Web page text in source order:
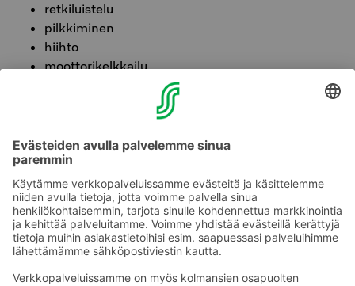
retkiluistelu
pilkkiminen
hiihto
moottorikelkkailu
Välinevuokrauksesta ja ohjatuista aktiviteeteista vastaa
yhteistyökumppanimme Saimaan Palju Events.
Kouvolan ja Kymenlaakson kulttuuri- ja luontokohteet
tarjoavat yllin kyllin lisävaihtoehtoja päiväretkille.Lue
lisää!